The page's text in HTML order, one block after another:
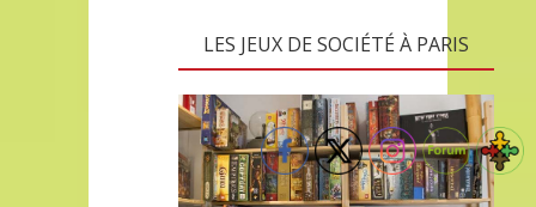
LES JEUX DE SOCIÉTÉ À PARIS